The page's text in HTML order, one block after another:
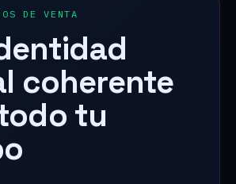
DE VENTA
coherente
tu